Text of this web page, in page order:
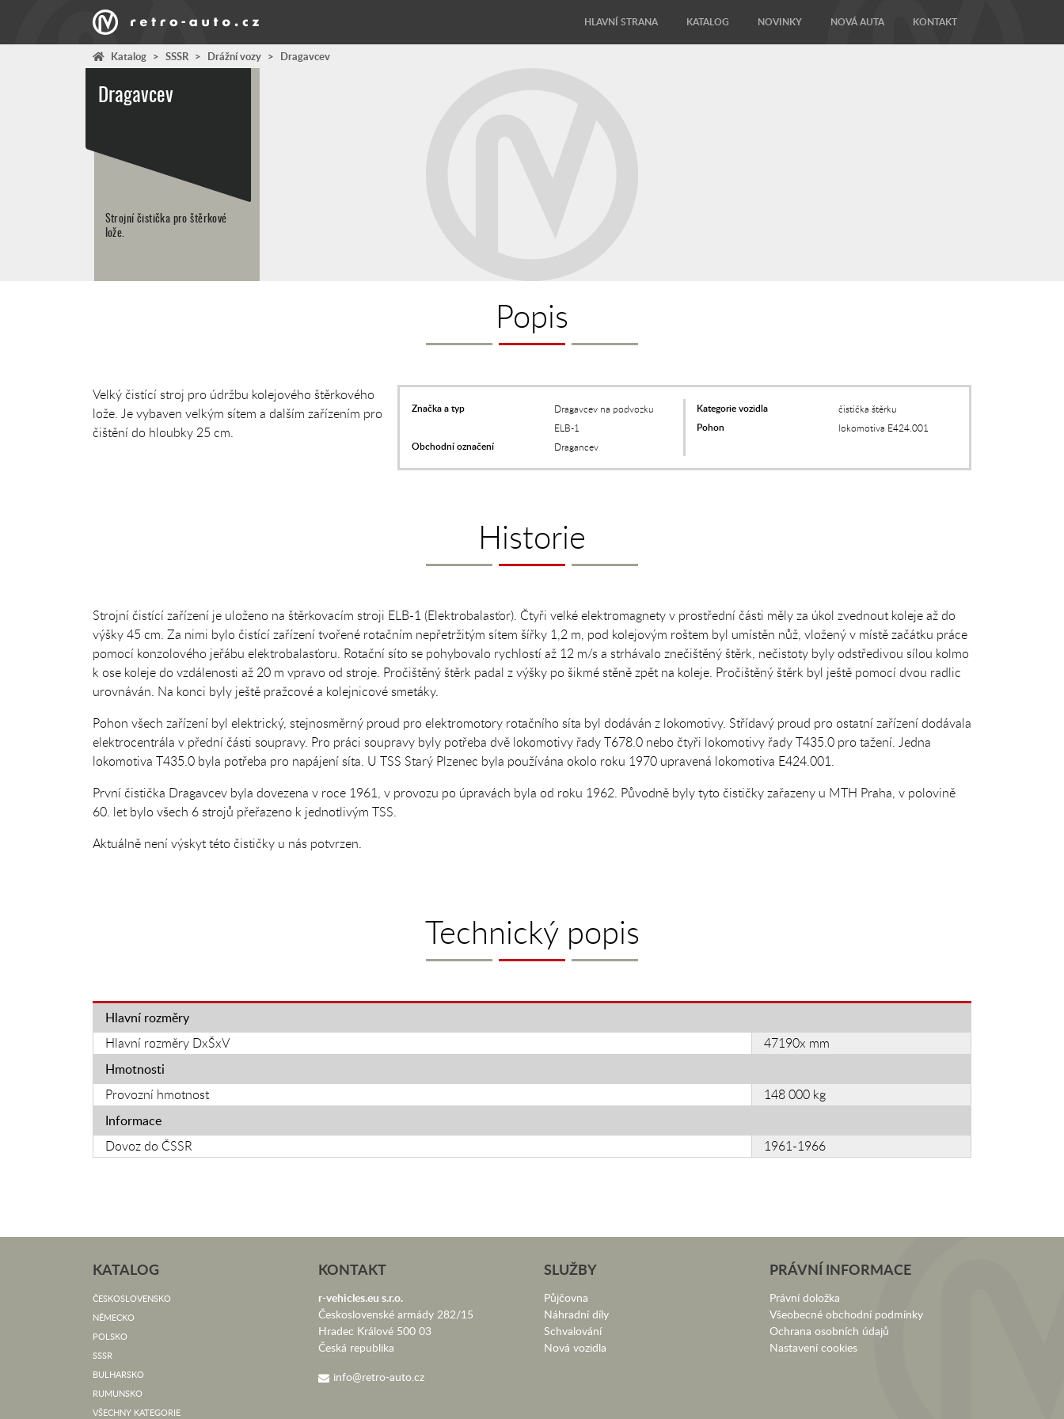
HLAVNÍ STRANA KATALOG NOVINKY NOVÁ AUTA KONTAKT
Katalog > SSSR > Drážní vozy > Dragavcev
Dragavcev
Strojní čistička pro štěrkové
lože.
Popis
Značka a typ
Dragavcev na podvozku
ELB-1
Obchodní označení Dragancev
Kategorie vozidla čistička štěrku
Pohon lokomotiva E424.001
Velký čistící stroj pro údržbu kolejového štěrkového
lože. Je vybaven velkým sítem a dalším zařízením pro
čištění do hloubky 25 cm.
Historie
Strojní čistící zařízení je uloženo na štěrkovacím stroji ELB-1 (Elektrobalasťor). Čtyři velké elektromagnety v prostřední části měly za úkol zvednout koleje až do
výšky 45 cm. Za nimi bylo čistící zařízení tvořené rotačním nepřetržitým sítem šířky 1,2 m, pod kolejovým roštem byl umístěn nůž, vložený v místě začátku práce
pomocí konzolového jeřábu elektrobalasťoru. Rotační síto se pohybovalo rychlostí až 12 m/s a strhávalo znečištěný štěrk, nečistoty byly odstředivou sílou kolmo
k ose koleje do vzdálenosti až 20 m vpravo od stroje. Pročištěný štěrk padal z výšky po šikmé stěně zpět na koleje. Pročištěný štěrk byl ještě pomocí dvou radlic
urovnáván. Na konci byly ještě pražcové a kolejnicové smetáky.
Pohon všech zařízení byl elektrický, stejnosměrný proud pro elektromotory rotačního síta byl dodáván z lokomotivy. Střídavý proud pro ostatní zařízení dodávala
elektrocentrála v přední části soupravy. Pro práci soupravy byly potřeba dvě lokomotivy řady T678.0 nebo čtyři lokomotivy řady T435.0 pro tažení. Jedna
lokomotiva T435.0 byla potřeba pro napájení síta. U TSS Starý Plzenec byla používána okolo roku 1970 upravená lokomotiva E424.001.
První čistička Dragavcev byla dovezena v roce 1961, v provozu po úpravách byla od roku 1962. Původně byly tyto čističky zařazeny u MTH Praha, v polovině
60. let bylo všech 6 strojů přeřazeno k jednotlivým TSS.
Aktuálně není výskyt této čističky u nás potvrzen.
Technický popis
Hlavní rozměry
Hlavní rozměry DxŠxV
47190x mm
Hmotnosti
Provozní hmotnost
148 000 kg
Informace
Dovoz do ČSSR
1961-1966
KATALOG
ČESKOSLOVENSKO
NĚMECKO
POLSKO
SSSR
BULHARSKO
RUMUNSKO
VŠECHNY KATEGORIE
KONTAKT
r-vehicles.eu s.r.o.
Československé armády 282/15
Hradec Králové 500 03
Česká republika
info@retro-auto.cz
SLUŽBY
Půjčovna
Náhradní díly
Schvalování
Nová vozidla
PRÁVNÍ INFORMACE
Právní doložka
Všeobecné obchodní podmínky
Ochrana osobních údajů
Nastavení cookies